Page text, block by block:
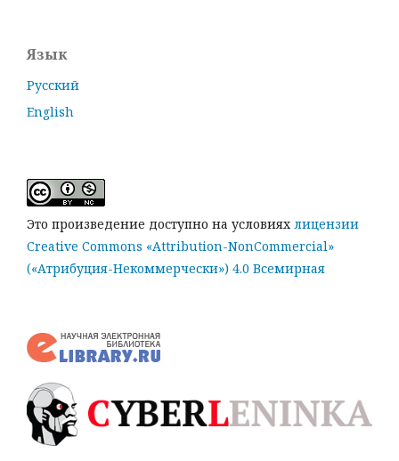
Язык
Русский
English
Это произведение доступно на условиях лицензии
Creative Commons «Attribution-NonCommercial»
(«Атрибуция-Некоммерчески») 4.0 Всемирная